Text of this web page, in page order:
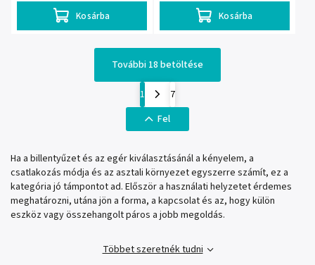
Kosárba Kosárba
További 18 betöltése
1
7
Fel
Ha a billentyűzet és az egér kiválasztásánál a kényelem, a
csatlakozás módja és az asztali környezet egyszerre számít, ez a
kategória jó támpontot ad. Először a használati helyzetet érdemes
meghatározni, utána jön a forma, a kapcsolat és az, hogy külön
eszköz vagy összehangolt páros a jobb megoldás.
Többet szeretnék tudni